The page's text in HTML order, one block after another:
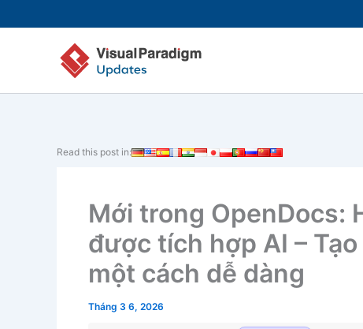
tới
Read this post in:
Mới trong OpenDocs:
được tích hợp AI –
một cách dễ dàng
Tháng 3 6, 2026